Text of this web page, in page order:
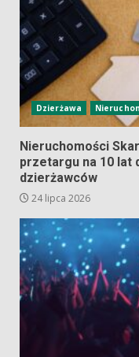
Dzierżawa
Nieruchomości
przetargu na 10 lat
dzierżawców
24 lipca 2026